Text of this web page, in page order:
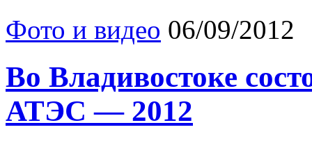
Фото и видео 06/09/2012
Во Владивостоке
АТЭС — 2012